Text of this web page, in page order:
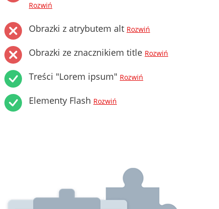
Rozwiń
Obrazki z atrybutem alt Rozwiń
Obrazki ze znacznikiem title Rozwiń
Treści "Lorem ipsum" Rozwiń
Elementy Flash Rozwiń